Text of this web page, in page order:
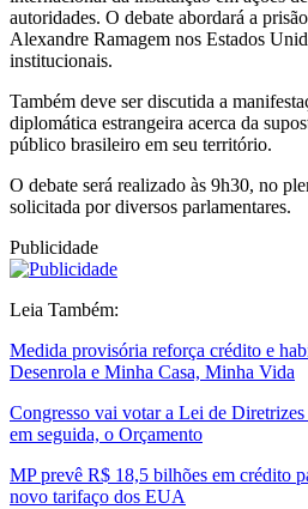
autoridades. O debate abordará a
Alexandre Ramagem nos Estados
institucionais.
Também deve ser discutida a
diplomática estrangeira acerca da
público brasileiro em seu território.
O debate será realizado às 9h30, no
solicitada por diversos parlamentares.
Publicidade
Leia Também:
Medida provisória reforça crédito e
Desenrola e Minha Casa, Minha Vida
Congresso vai votar a Lei de
em seguida, o Orçamento
MP prevê R$ 18,5 bilhões em crédito
novo tarifaço dos EUA